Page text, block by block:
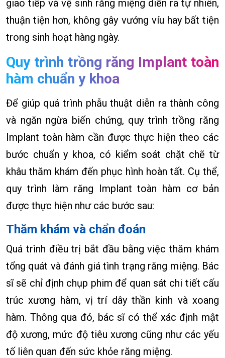
giao tiếp và vệ sinh răng miệng diễn ra tự nhiên,
thuận tiện hơn, không gây vướng víu hay bất tiện
trong sinh hoạt hàng ngày.
Quy trình trồng răng Implant toàn
hàm chuẩn y khoa
Để giúp quá trình phẫu thuật diễn ra thành công
và ngăn ngừa biến chứng, quy trình trồng răng
Implant toàn hàm cần được thực hiện theo các
bước chuẩn y khoa, có kiểm soát chặt chẽ từ
khâu thăm khám đến phục hình hoàn tất. Cụ thể,
quy trình làm răng Implant toàn hàm cơ bản
được thực hiện như các bước sau:
Thăm khám và chẩn đoán
Quá trình điều trị bắt đầu bằng việc thăm khám
tổng quát và đánh giá tình trạng răng miệng. Bác
sĩ sẽ chỉ định chụp phim để quan sát chi tiết cấu
trúc xương hàm, vị trí dây thần kinh và xoang
hàm. Thông qua đó, bác sĩ có thể xác định mật
độ xương, mức độ tiêu xương cũng như các yếu
tố liên quan đến sức khỏe răng miệng.